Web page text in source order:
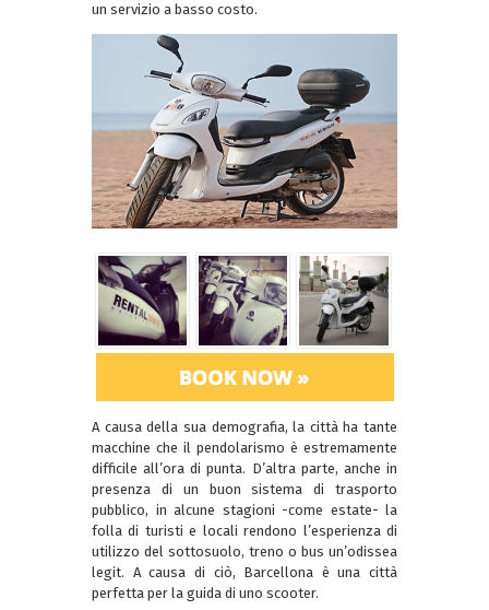
un servizio a basso costo.
A causa della sua demografia, la città ha tante
macchine che il pendolarismo è estremamente
difficile all’ora di punta. D’altra parte, anche in
presenza di un buon sistema di trasporto
pubblico, in alcune stagioni -come estate- la
folla di turisti e locali rendono l’esperienza di
utilizzo del sottosuolo, treno o bus un’odissea
legit. A causa di ciò, Barcellona è una città
perfetta per la guida di uno scooter.